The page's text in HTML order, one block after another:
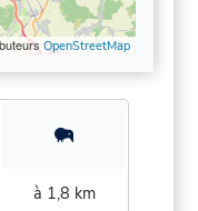
OpenStreetMap
à 1,8 km